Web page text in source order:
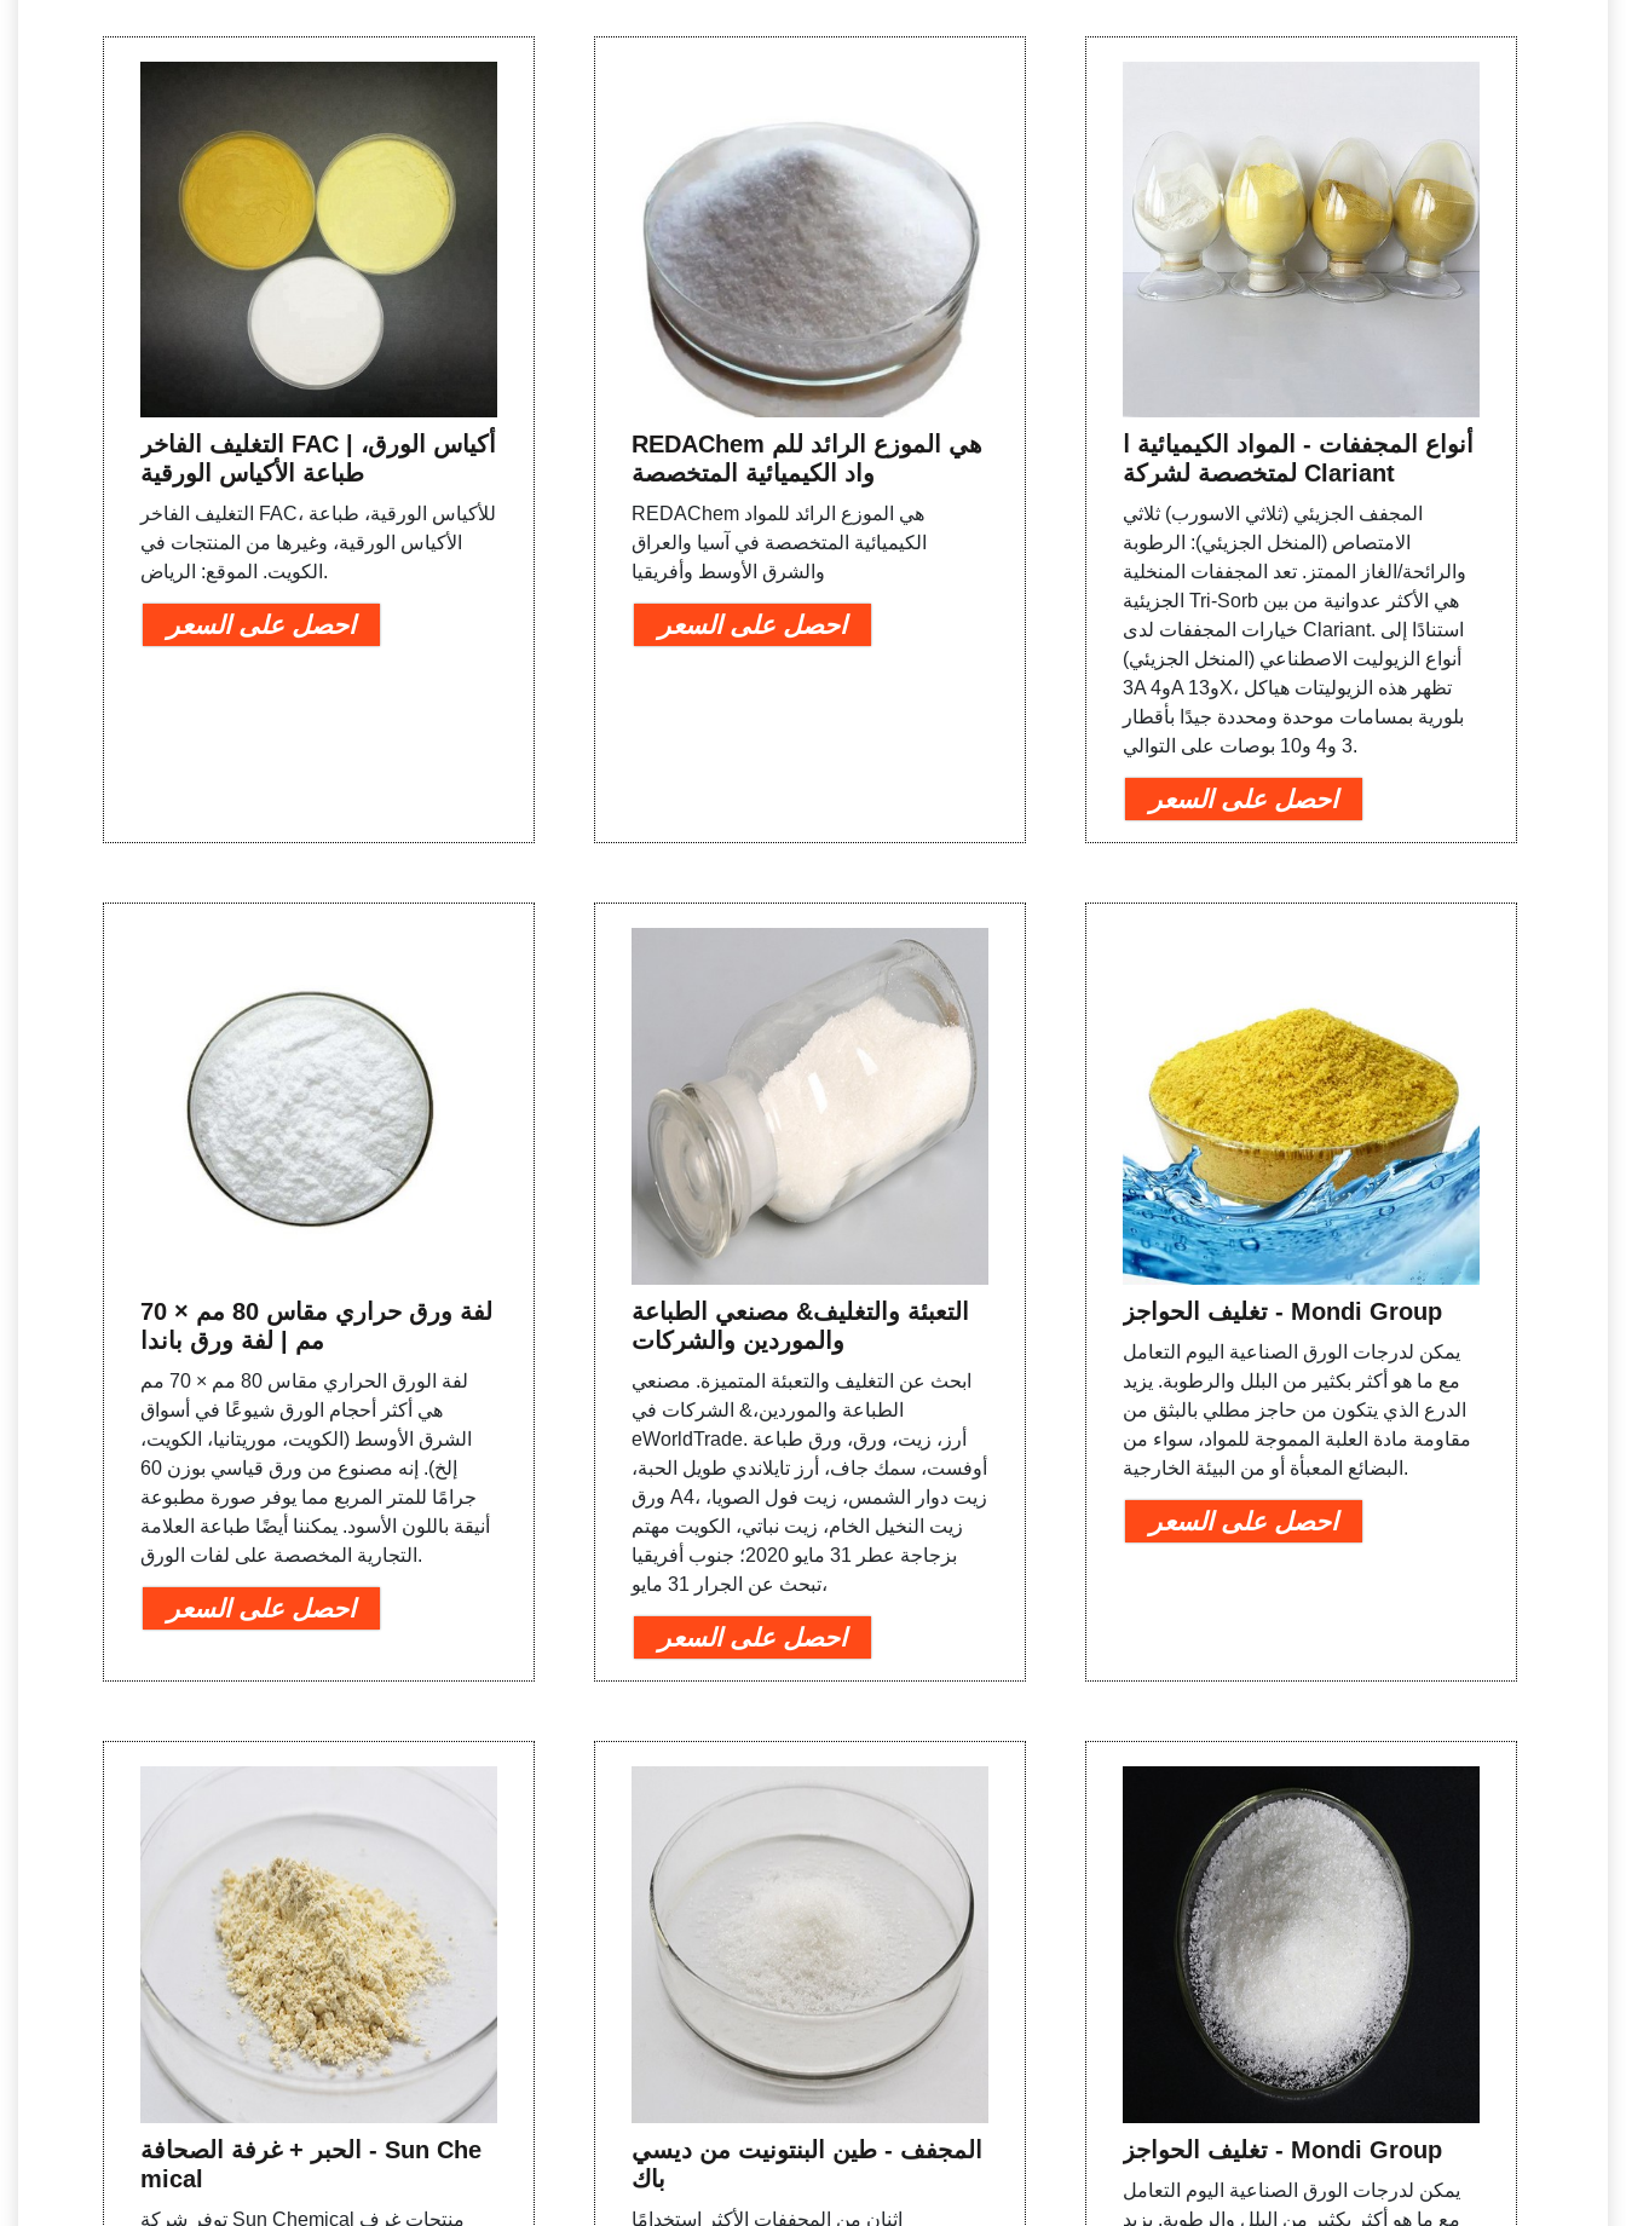
التغليف الفاخر FAC | أكياس الورق،
طباعة الأكياس الورقية
التغليف الفاخر FAC، للأكياس الورقية، طباعة
الأكياس الورقية، وغيرها من المنتجات في
الكويت. الموقع: الرياض.
احصل على السعر
REDAChem هي الموزع الرائد للم
واد الكيميائية المتخصصة
REDAChem هي الموزع الرائد للمواد
الكيميائية المتخصصة في آسيا والعراق
والشرق الأوسط وأفريقيا
احصل على السعر
أنواع المجففات - المواد الكيميائية ا
لمتخصصة لشركة Clariant
المجفف الجزيئي (ثلاثي الاسورب) ثلاثي
الامتصاص (المنخل الجزيئي): الرطوبة
والرائحة/الغاز الممتز. تعد المجففات المنخلية
الجزيئية Tri-Sorb هي الأكثر عدوانية من بين
خيارات المجففات لدى Clariant. استنادًا إلى
أنواع الزيوليت الاصطناعي (المنخل الجزيئي)
3A و4A و13X، تظهر هذه الزيوليتات هياكل
بلورية بمسامات موحدة ومحددة جيدًا بأقطار
3 و4 و10 بوصات على التوالي.
احصل على السعر
لفة ورق حراري مقاس 80 مم × 70
مم | لفة ورق باندا
لفة الورق الحراري مقاس 80 مم × 70 مم
هي أكثر أحجام الورق شيوعًا في أسواق
الشرق الأوسط (الكويت، موريتانيا، الكويت،
إلخ). إنه مصنوع من ورق قياسي بوزن 60
جرامًا للمتر المربع مما يوفر صورة مطبوعة
أنيقة باللون الأسود. يمكننا أيضًا طباعة العلامة
التجارية المخصصة على لفات الورق.
احصل على السعر
التعبئة والتغليف& مصنعي الطباعة
والموردين والشركات
ابحث عن التغليف والتعبئة المتميزة. مصنعي
الطباعة والموردين،& الشركات في
eWorldTrade. أرز، زيت، ورق، ورق طباعة
أوفست، سمك جاف، أرز تايلاندي طويل الحبة،
ورق A4، زيت دوار الشمس، زيت فول الصويا،
زيت النخيل الخام، زيت نباتي، الكويت مهتم
بزجاجة عطر 31 مايو 2020؛ جنوب أفريقيا
تبحث عن الجرار 31 مايو،
احصل على السعر
تغليف الحواجز - Mondi Group
يمكن لدرجات الورق الصناعية اليوم التعامل
مع ما هو أكثر بكثير من البلل والرطوبة. يزيد
الدرع الذي يتكون من حاجز مطلي بالبثق من
مقاومة مادة العلبة المموجة للمواد، سواء من
البضائع المعبأة أو من البيئة الخارجية.
احصل على السعر
الحبر + غرفة الصحافة - Sun Che
mical
توفر شركة Sun Chemical منتجات غرف
المجفف - طين البنتونيت من ديسي
باك
اثنان من المجففات الأكثر استخدامًا
تغليف الحواجز - Mondi Group
يمكن لدرجات الورق الصناعية اليوم التعامل
مع ما هو أكثر بكثير من البلل والرطوبة. يزيد